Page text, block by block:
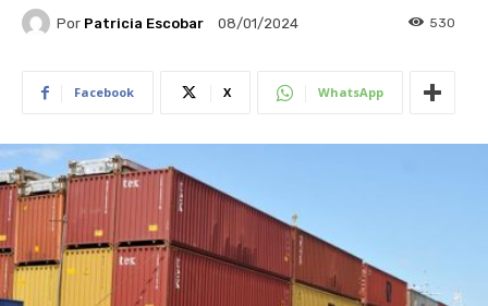
Por Patricia Escobar 08/01/2024 530
Facebook X WhatsApp